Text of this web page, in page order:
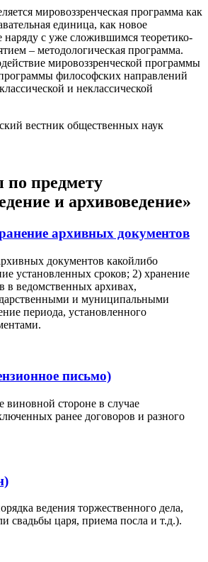
мировоззренческая программа как
единица, как новое
наряду с уже сложившимся теоретико-
– методологическая программа.
мировоззренческой программы
философских направлений
и неклассической
вестник общественных наук
предмету
и архивоведение»
архивных документов
документов какойлибо
установленных сроков; 2) хранение
в ведомственных архивах,
и муниципальными
периода, установленного
письмо)
виновной стороне в случае
ранее договоров и разного
ведения торжественного дела,
свадьбы царя, приема посла и т.д.).